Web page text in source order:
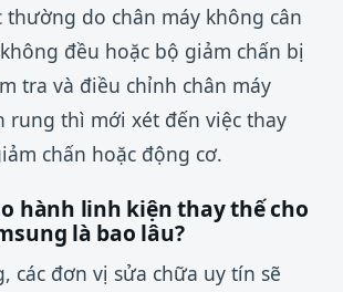
do chân máy không cân
đều hoặc bộ giảm chấn bị
tra và điều chỉnh chân máy
rung thì mới xét đến việc thay
chấn hoặc động cơ.
hành linh kiện thay thế cho
là bao lâu?
các đơn vị sửa chữa uy tín sẽ